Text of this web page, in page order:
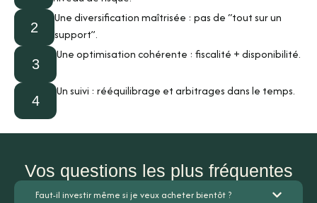
2
Une diversification maîtrisée : pas de “tout sur un
support”.
3
Une optimisation cohérente : fiscalité + disponibilité.
4
Un suivi : rééquilibrage et arbitrages dans le temps.
Vos questions les plus fréquentes
Faut-il investir même si je veux acheter bientôt ?